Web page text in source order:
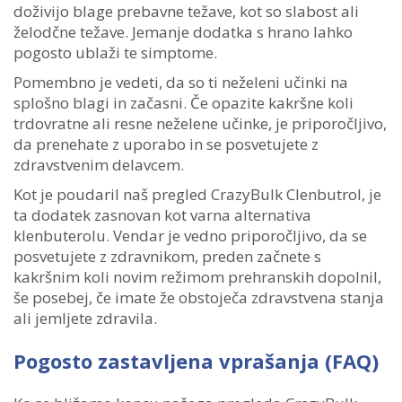
doživijo blage prebavne težave, kot so slabost ali
želodčne težave. Jemanje dodatka s hrano lahko
pogosto ublaži te simptome.
Pomembno je vedeti, da so ti neželeni učinki na
splošno blagi in začasni. Če opazite kakršne koli
trdovratne ali resne neželene učinke, je priporočljivo,
da prenehate z uporabo in se posvetujete z
zdravstvenim delavcem.
Kot je poudaril naš pregled CrazyBulk Clenbutrol, je
ta dodatek zasnovan kot varna alternativa
klenbuterolu. Vendar je vedno priporočljivo, da se
posvetujete z zdravnikom, preden začnete s
kakršnim koli novim režimom prehranskih dopolnil,
še posebej, če imate že obstoječa zdravstvena stanja
ali jemljete zdravila.
Pogosto zastavljena vprašanja (FAQ)